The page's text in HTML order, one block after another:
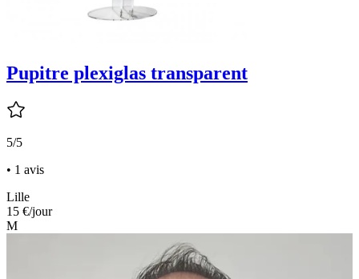
Pupitre plexiglas transparent
5/5
• 1 avis
Lille
15 €/jour
M